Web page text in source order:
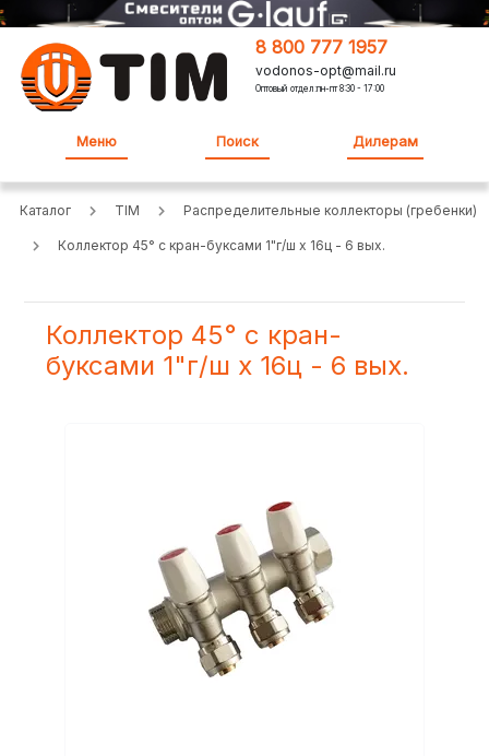
8 800 777 1957
vodonos-opt@mail.ru
Оптовый отдел:пн-пт 8:30 - 17:00
Меню Поиск Дилерам
Каталог TIM Распределительные коллекторы (гребенки)
Коллектор 45° с кран-буксами 1"г/ш х 16ц - 6 вых.
Коллектор 45° с кран-
буксами 1"г/ш х 16ц - 6 вых.